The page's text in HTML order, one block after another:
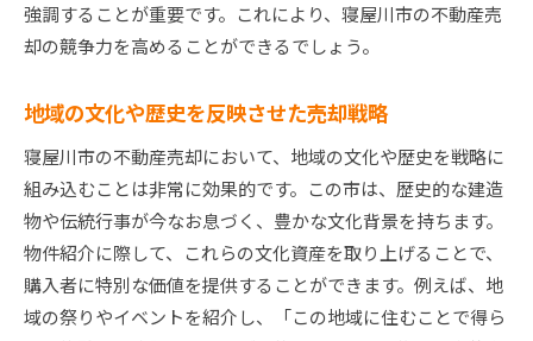
強調することが重要です。これにより、寝屋川市の不動産売
却の競争力を高めることができるでしょう。
地域の文化や歴史を反映させた売却戦略
寝屋川市の不動産売却において、地域の文化や歴史を戦略に
組み込むことは非常に効果的です。この市は、歴史的な建造
物や伝統行事が今なお息づく、豊かな文化背景を持ちます。
物件紹介に際して、これらの文化資産を取り上げることで、
購入者に特別な価値を提供することができます。例えば、地
域の祭りやイベントを紹介し、「この地域に住むことで得ら